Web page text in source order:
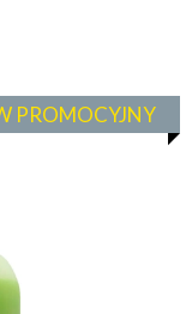
PROMOCYJNY